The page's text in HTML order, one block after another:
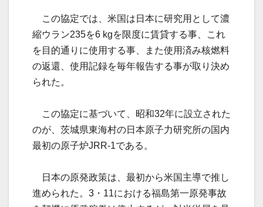
この協定では、米国は日本に研究用として濃
縮ウラン235を6 kgを限度に賃貸する事、これ
を目的通りに使用する事、また使用済み核燃料
の返還、使用記録を毎年報告する事が取り決め
られた。
この協定に基づいて、昭和32年に設立された
のが、茨城県東海村の日本原子力研究所の国内
最初の原子炉JRR-1である。
日本の原発政策は、最初から米国主導で推し
進められた。3・11における福島第一原発事故